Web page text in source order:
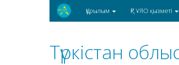
Құрылым ҚР ҰЯО қызметі
Түркістан